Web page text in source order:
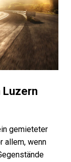
Luzern
gemieteter
allem, wenn